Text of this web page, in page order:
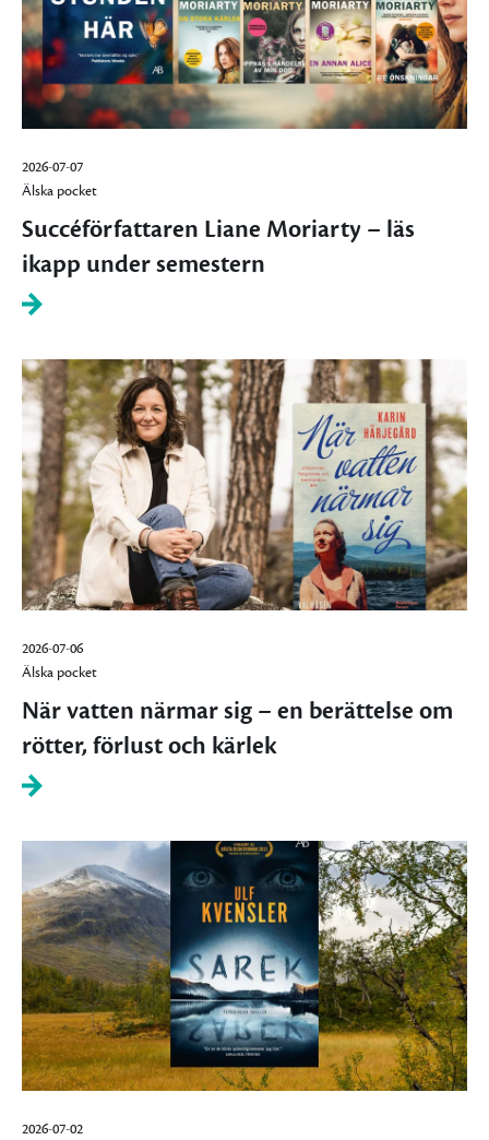
2026-07-07
Älska pocket
Succéförfattaren Liane Moriarty – läs
ikapp under semestern
2026-07-06
Älska pocket
När vatten närmar sig – en berättelse om
rötter, förlust och kärlek
2026-07-02